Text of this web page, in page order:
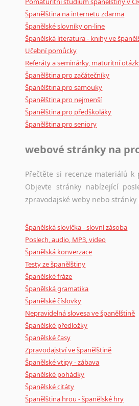
Španělština na internetu zdarma
Španělské slovníky on-line
Španělská literatura - knihy ve
Učební pomůcky
Referáty a seminárky, maturitní
Španělština pro začátečníky
Španělština pro samouky
Španělština pro nejmenší
Španělština pro předškoláky
Španělština pro seniory
webové stránky na
Přečtěte si recenze materiálů k
Objevte stránky nabízející
zpravodajské weby nebo
Španělská slovíčka - slovní zásoba
Poslech, audio, MP3, video
Španělská konverzace
Testy ze španělštiny
Španělské fráze
Španělská gramatika
Španělské číslovky
Nepravidelná slovesa ve španělštině
Španělské předložky
Španělské časy
Zpravodajství ve španělštině
Španělské vtipy - zábava
Španělské pohádky
Španělské citáty
Španělština hrou - španělské hry